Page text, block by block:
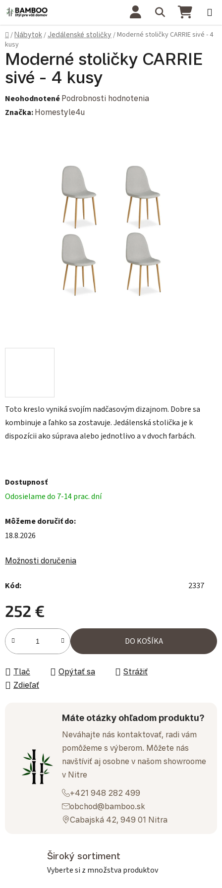
Prejsť na obsah Hľadať
Domov
/Nábytok / Jedálenské stoličky /Moderné stoličky CARRIE sivé - 4
kusy
Toto kreslo vyniká svojím nadčasovým dizajnom. Dobre sa
kombinuje a ľahko sa zostavuje. Jedálenská stolička je k
dispozícii ako súprava alebo jednotlivo a v dvoch farbách.
Dostupnosť
Odosielame do 7-14 prac. dní
Môžeme doručiť do:
18.8.2026
Možnosti doručenia
Kód: 2337
252 €
Jednotková cena:
DO KOŠÍKA
Tlač Opýtať sa
Strážiť
Zdieľať
Máte otázky ohľadom produktu?
Neváhajte nás kontaktovať, radi vám
pomôžeme s výberom. Môžete nás
navštíviť aj osobne v našom showroome
v Nitre
+421 948 282 499
obchod@bamboo.sk
Cabajská 42, 949 01 Nitra
Moderné stoličky CARRIE
sivé - 4 kusy
Priemerné hodnotenie produktu je 0,0 z 5 hviezdičiek.
Neohodnotené Podrobnosti hodnotenia
Značka: Homestyle4u
Široký sortiment
Vyberte si z množstva produktov